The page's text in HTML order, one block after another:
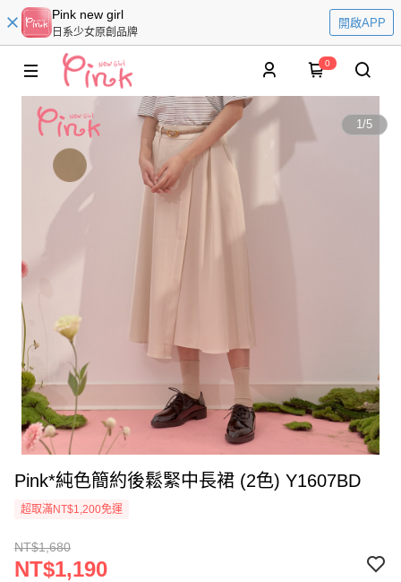
Pink new girl
日系少女原創品牌
開啟APP
0
1/5
Pink*純色簡約後鬆緊中長裙 (2色) Y1607BD
超取滿NT$1,200免運
NT$1,680
NT$1,190